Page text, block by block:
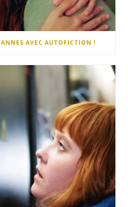
AVEC AUTOFICTION !